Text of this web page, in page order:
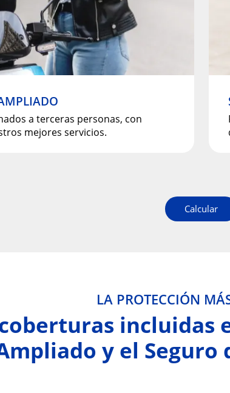
a terceras personas, con
mejores servicios.
Calcular
LA PROTECCIÓN
incluidas
y el Seguro